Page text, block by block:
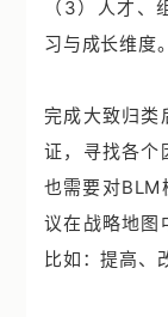
（3）人才
习与成长维度。
完成大致归类
证，寻找各个
也需要对BLM
议在战略地图
比如：提高、